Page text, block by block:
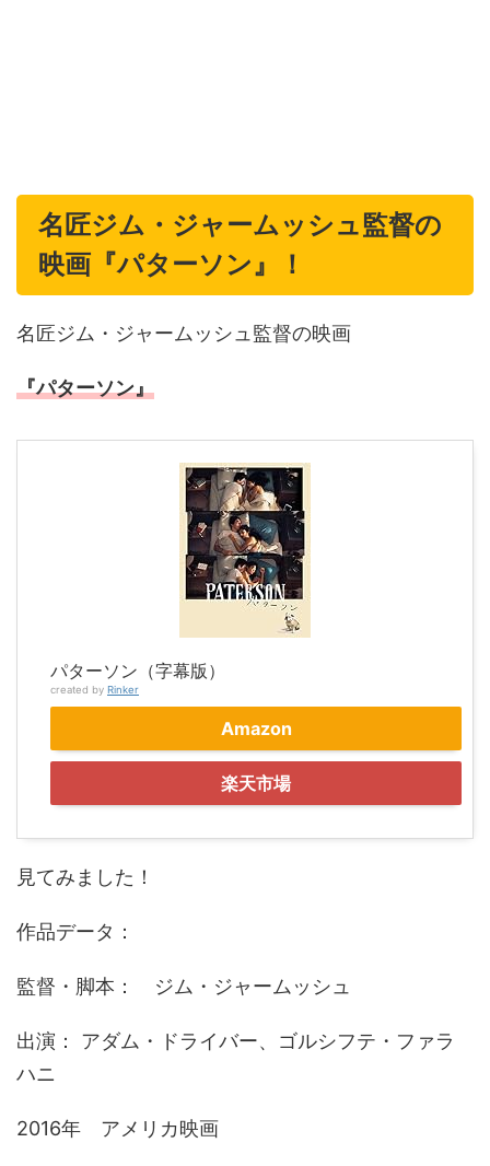
名匠ジム・ジャームッシュ監督の
映画 『パターソン』 ！
名匠ジム・ジャームッシュ監督の映画
『パターソン』
パターソン（字幕版）
created by Rinker
Amazon
楽天市場
見てみました！
作品データ：
監督・脚本： ジム・ジャームッシュ
出演： アダム・ドライバー、ゴルシフテ・ファラ
ハニ
2016年 アメリカ映画